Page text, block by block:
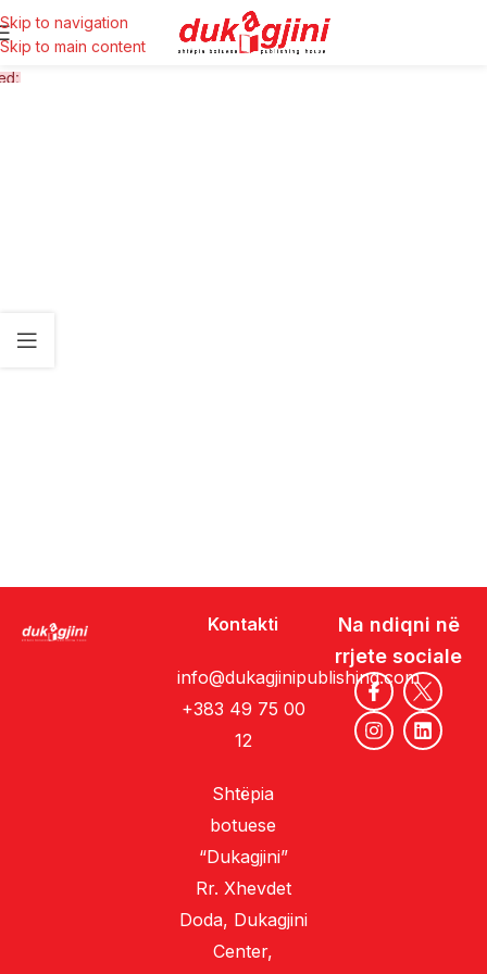
Skip to navigation
Skip to main content
Kontakti
info@dukagjinipublishing.com
+383 49 75 00
12
Shtëpia
botuese
“Dukagjini”
Rr. Xhevdet
Doda, Dukagjini
Center,
Na ndiqni në
rrjete sociale